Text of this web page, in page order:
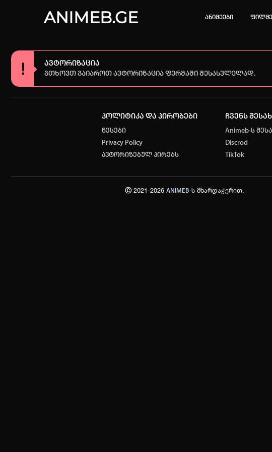
One piece Solo
თქვენი ძიების
ისტორია ცარიელია
ANIMEB.GE ანიმეები
ავტორიზაცია
გთხოვთ გაიაროთ ავტორიზაცია ფერმაში შესასვლელად.
პოლიტიკა და პირობები
წესები
Privacy Policy
ავტორიზებულ პირებს
ჩვენს
Animeb-ს
Discrod
TikTok
Ⓒ 2021-2026 ANIMEB-ს მხარდაჭერით.